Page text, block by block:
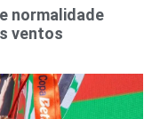
normalidade
ventos